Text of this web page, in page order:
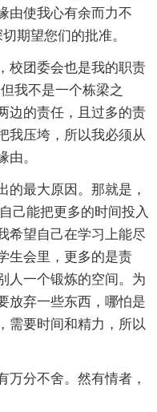
由使我心有余而力不
期望您们的批准。
校团委会也是我的职责
我不是一个栋梁之
边的责任，且过多的责
我压垮，所以我必须从
由。
的最大原因。那就是，
己能把更多的时间投入
希望自己在学习上能尽
生会里，更多的是责
人一个锻炼的空间。为
放弃一些东西，哪怕是
需要时间和精力，所以
万分不舍。然有情者，